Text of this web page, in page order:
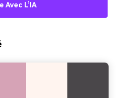
Avec L’IA